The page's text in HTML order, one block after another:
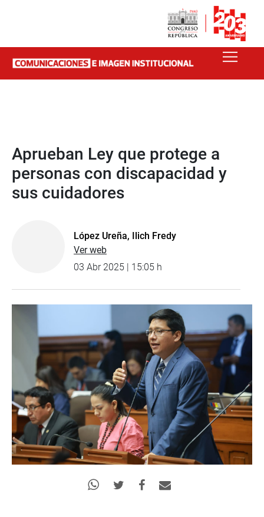
Aprueban Ley que protege a
personas con discapacidad y
sus cuidadores
López Ureña, Ilich Fredy
Ver web
03 Abr 2025 | 15:05 h